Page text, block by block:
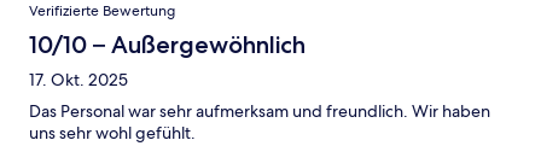
Verifizierte Bewertung
10/10 – Außergewöhnlich
17. Okt. 2025
Das Personal war sehr aufmerksam und freundlich. Wir haben
uns sehr wohl gefühlt.